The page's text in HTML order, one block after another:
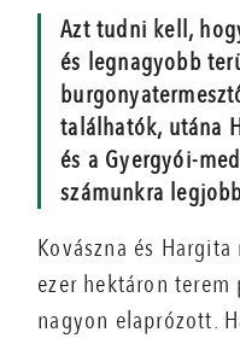
Azt tudni kell,
és legnagyobb
találhatók, utána
és a Gyergyói-
számunkra
Kovászna és
ezer hektáron
nagyon elaprózott.